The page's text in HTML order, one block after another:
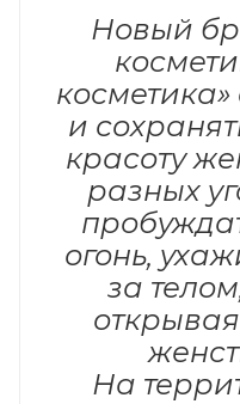
Новый
косметика»
и
красоту
разных
огонь,
за
На